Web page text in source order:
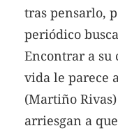
tras pensarlo,
periódico
Encontrar a su
vida le parece
(Martiño
arriesgan a